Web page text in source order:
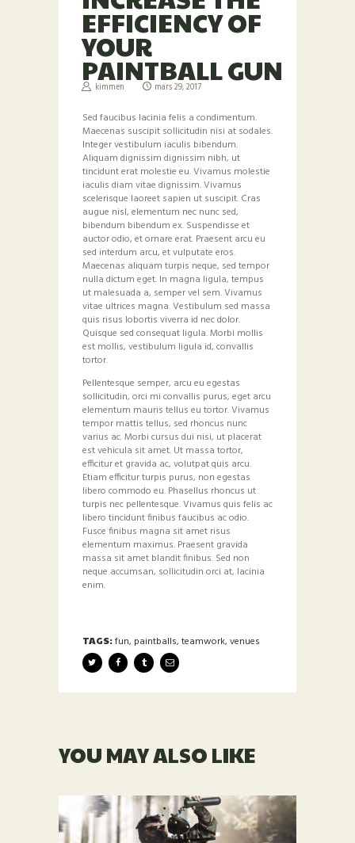
EFFICIENCY OF
YOUR
PAINTBALL GUN
kimmen mars 29, 2017
Sed faucibus lacinia felis a condimentum.
Maecenas suscipit sollicitudin nisi at sodales.
Integer vestibulum iaculis bibendum.
Aliquam dignissim dignissim nibh, ut
tincidunt erat molestie eu. Vivamus molestie
iaculis diam vitae dignissim. Vivamus
scelerisque laoreet sapien ut suscipit. Cras
augue nisl, elementum nec nunc sed,
bibendum bibendum ex. Suspendisse et
auctor odio, et ornare erat. Praesent arcu eu
sed interdum arcu, et vulputate eros.
Maecenas aliquam turpis neque, sed tempor
nulla dictum eget. In magna ligula, tempus
ut malesuada a, semper vel sem. Vivamus
vitae ultrices magna. Vestibulum sed massa
quis risus lobortis viverra id nec dolor.
Quisque sed consequat ligula. Morbi mollis
est mollis, vestibulum ligula id, convallis
tortor.
Pellentesque semper, arcu eu egestas
sollicitudin, orci mi convallis purus, eget arcu
elementum mauris tellus eu tortor. Vivamus
tempor mattis tellus, sed rhoncus nunc
varius ac. Morbi cursus dui nisi, ut placerat
est vehicula sit amet. Ut massa tortor,
efficitur et gravida ac, volutpat quis arcu.
Etiam efficitur turpis purus, non egestas
libero commodo eu. Phasellus rhoncus ut
turpis nec pellentesque. Vivamus quis felis ac
libero tincidunt finibus faucibus ac odio.
Fusce finibus magna sit amet risus
elementum maximus. Praesent gravida
massa sit amet blandit finibus. Sed non
neque accumsan, sollicitudin orci at, lacinia
enim.
TAGS:fun, paintballs, teamwork, venues
YOU MAY ALSO LIKE